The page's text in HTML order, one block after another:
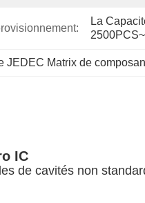
La
JEDEC Matrix de
IC
de cavités non